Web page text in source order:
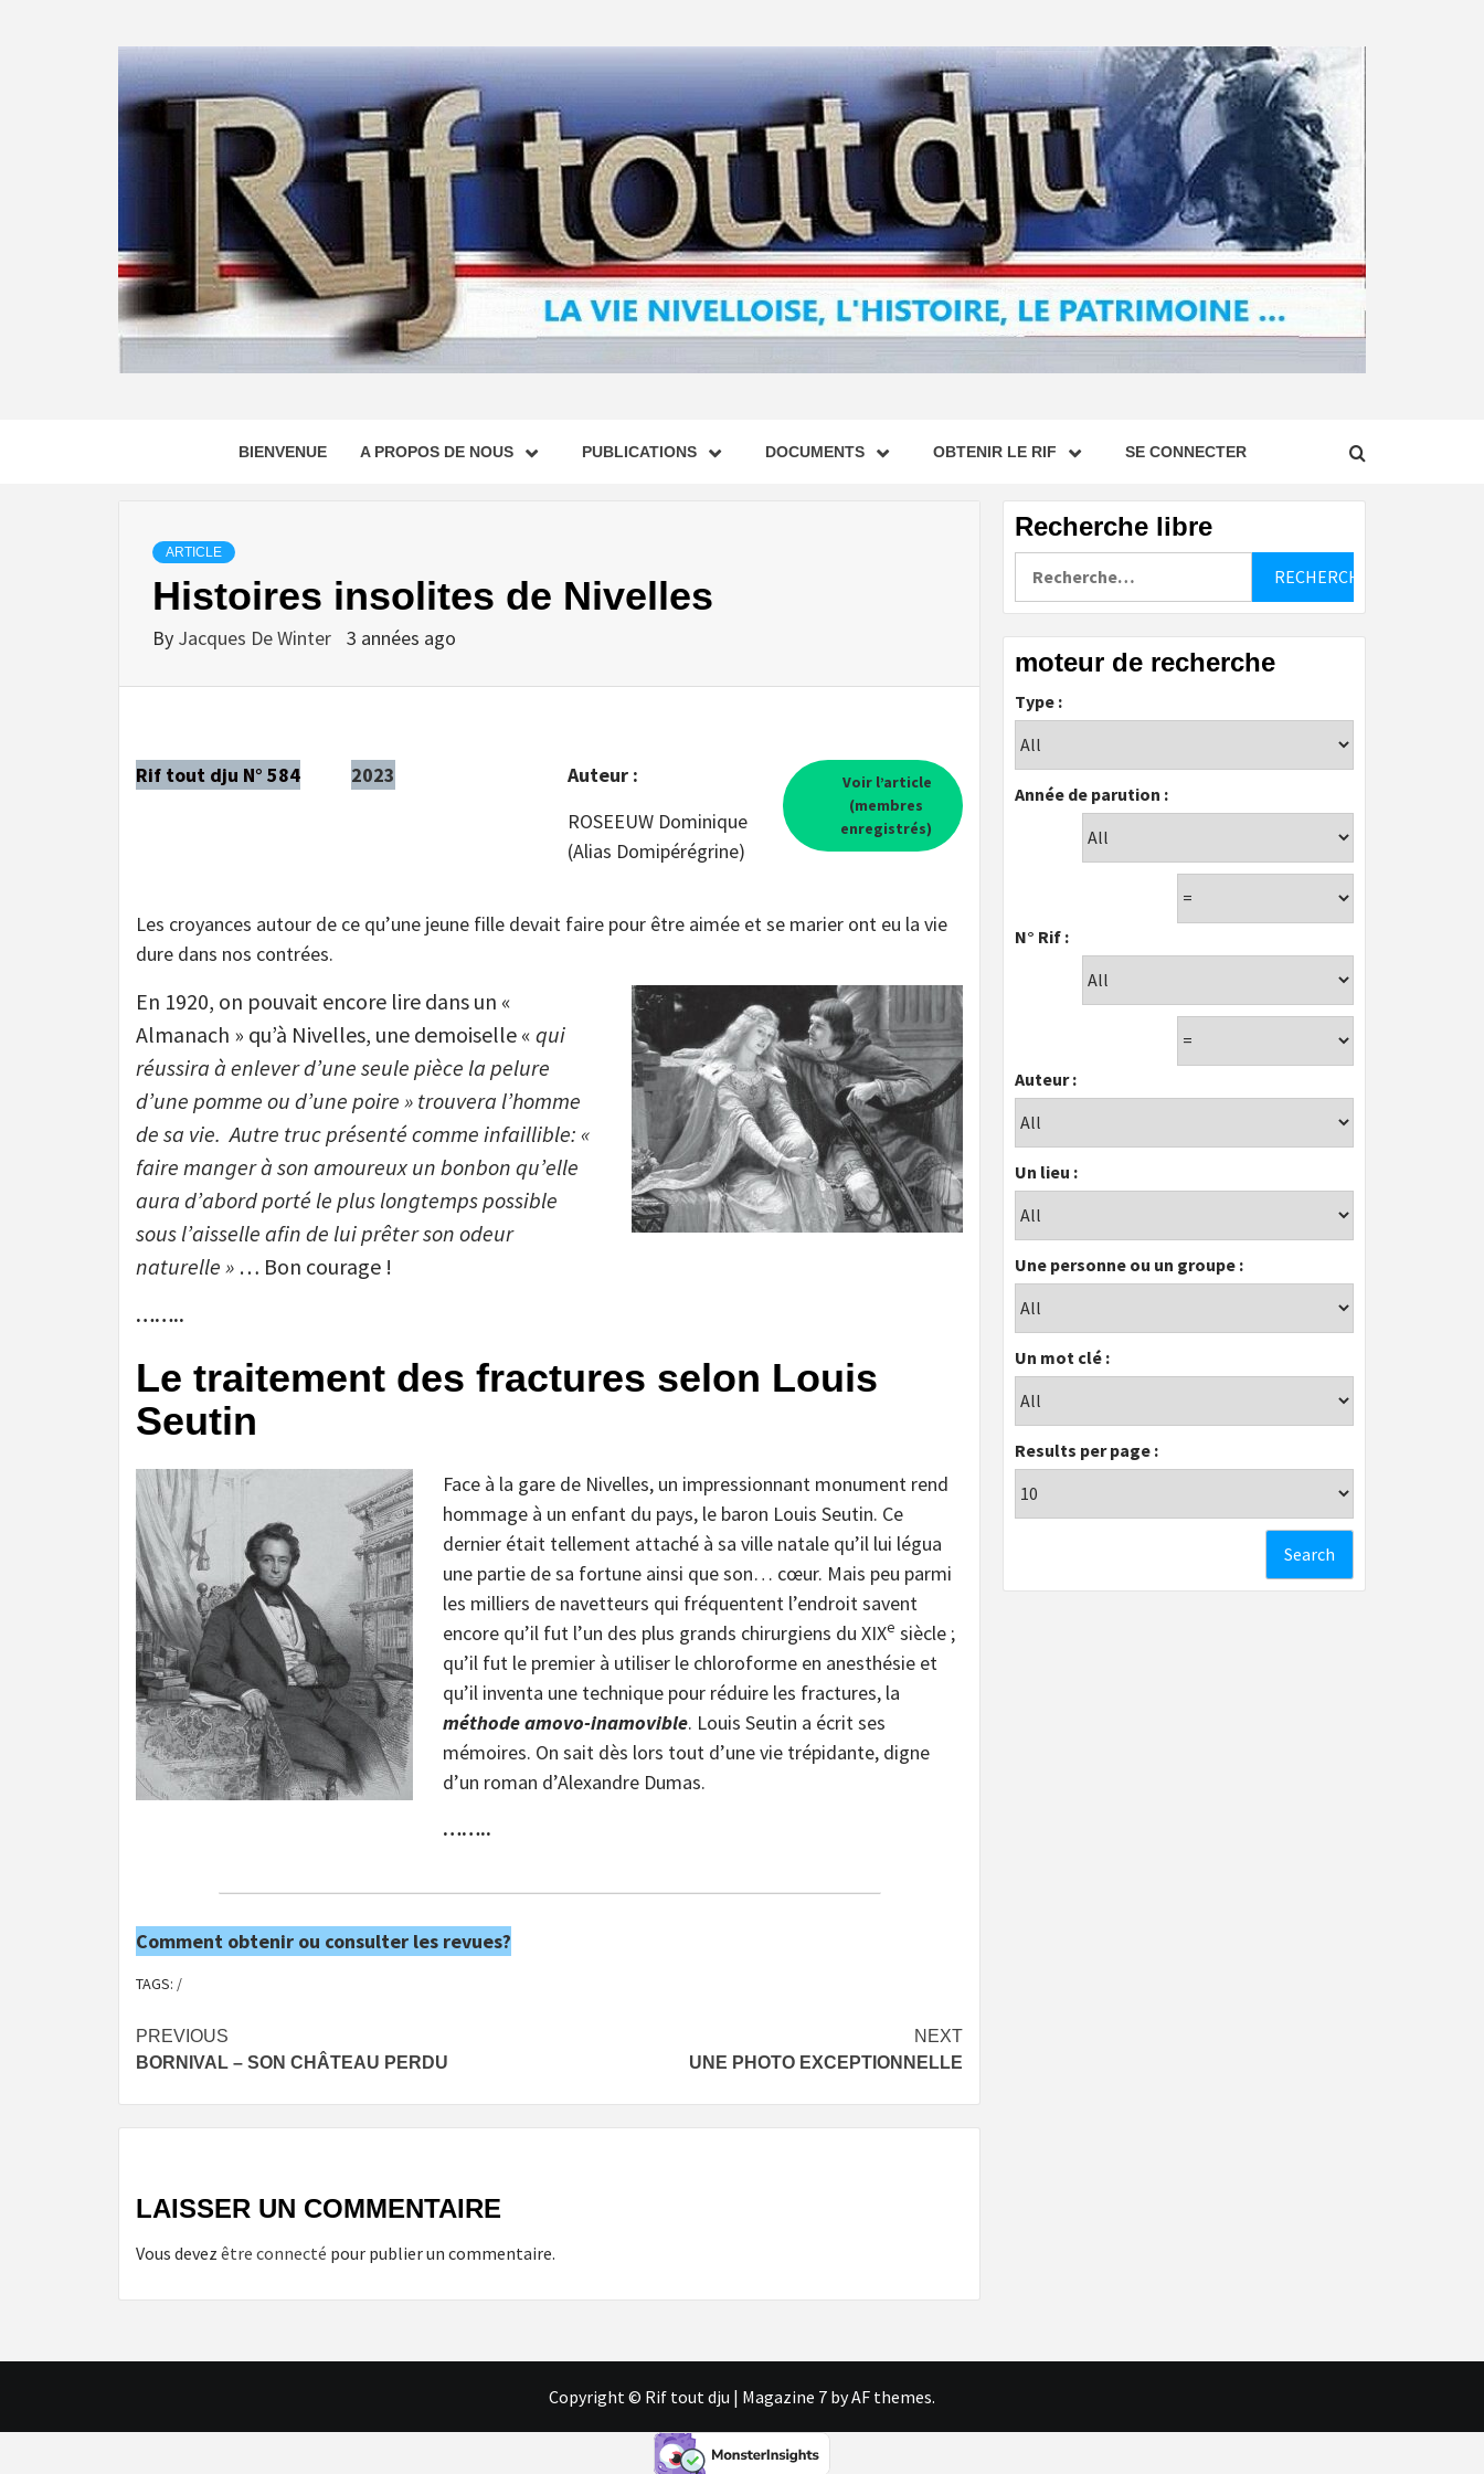
BIENVENUE A PROPOS DE NOUS PUBLICATIONS DOCUMENTS OBTENIR LE RIF SE CONNECTER
ARTICLE
Histoires insolites de Nivelles
By Jacques De Winter 3 années ago
Rif tout dju N° 584 2023
Auteur :
ROSEEUW Dominique
(Alias Domipérégrine)
Voir l’article
(membres
enregistrés)
Les croyances autour de ce qu’une jeune fille devait faire pour être aimée et se marier ont eu la vie
dure dans nos contrées.
En 1920, on pouvait encore lire dans un «
Almanach » qu’à Nivelles, une demoiselle « qui
réussira à enlever d’une seule pièce la pelure
d’une pomme ou d’une poire » trouvera l’homme
de sa vie. Autre truc présenté comme infaillible: «
faire manger à son amoureux un bonbon qu’elle
aura d’abord porté le plus longtemps possible
sous l’aisselle afin de lui prêter son odeur
naturelle » … Bon courage !
……..
Le traitement des fractures selon Louis
Seutin
Face à la gare de Nivelles, un impressionnant monument rend
hommage à un enfant du pays, le baron Louis Seutin. Ce
dernier était tellement attaché à sa ville natale qu’il lui légua
une partie de sa fortune ainsi que son… cœur. Mais peu parmi
les milliers de navetteurs qui fréquentent l’endroit savent
encore qu’il fut l’un des plus grands chirurgiens du XIXe siècle ;
qu’il fut le premier à utiliser le chloroforme en anesthésie et
qu’il inventa une technique pour réduire les fractures, la
méthode amovo-inamovible. Louis Seutin a écrit ses
mémoires. On sait dès lors tout d’une vie trépidante, digne
d’un roman d’Alexandre Dumas.
……..
Comment obtenir ou consulter les revues?
TAGS: /
Post
navigation
PREVIOUS
BORNIVAL – SON CHÂTEAU PERDU
NEXT
UNE PHOTO EXCEPTIONNELLE
LAISSER UN COMMENTAIRE
Vous devez être connecté pour publier un commentaire.
Recherche libre
moteur de recherche
Type :
Année de parution :
N° Rif :
Auteur :
Un lieu :
Une personne ou un groupe :
Un mot clé :
Results per page :
Copyright © Rif tout dju | Magazine 7 by AF themes.